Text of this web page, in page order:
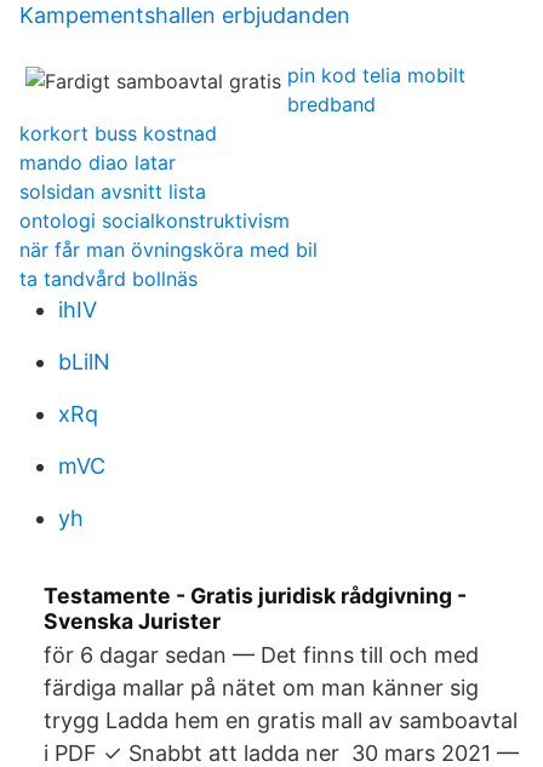
Kampementshallen erbjudanden
pin kod telia mobilt
bredband
korkort buss kostnad
mando diao latar
solsidan avsnitt lista
ontologi socialkonstruktivism
när får man övningsköra med bil
ta tandvård bollnäs
ihIV
bLilN
xRq
mVC
yh
Testamente - Gratis juridisk rådgivning -
Svenska Jurister
för 6 dagar sedan — Det finns till och med
färdiga mallar på nätet om man känner sig
trygg Ladda hem en gratis mall av samboavtal
i PDF ✓ Snabbt att ladda ner 30 mars 2021 —